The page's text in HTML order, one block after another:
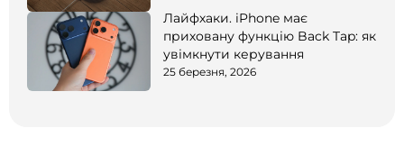
Лайфхаки. iPhone має
приховану функцію Back Tap: як
увімкнути керування
25 березня, 2026